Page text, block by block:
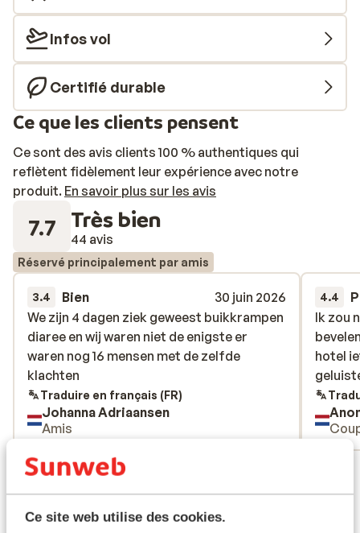
Ce site web utilise des cookies.
Infos vol
Certifié durable
Ce que les clients pensent
Ce sont des avis clients 100 % authentiques qui
reflètent fidèlement leur expérience avec notre
produit. En savoir plus sur les avis
7.7 Très bien
44 avis
Réservé principalement par amis
3.4 Bien
30 juin 2026
We zijn 4 dagen ziek geweest buikkrampen
diaree en wij waren niet de enigste er
waren nog 16 mensen met de zelfde
klachten
We zijn 4 dagen ziek geweest buikkrampen
diaree en wij waren niet de enigste er
waren nog 16 mensen met de zelfde
klachten
Traduire en français (FR)
Johanna Adriaansen
Amis
4.4
Ik zou
hotel
Ik zou
hotel
Voir tous les 44 avis
Emplacement